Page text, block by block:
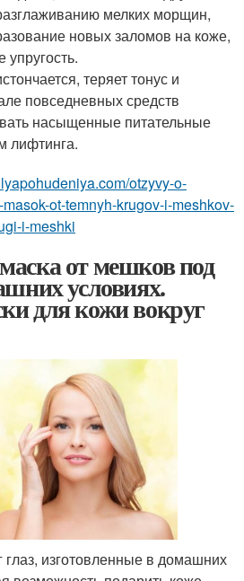
мелких морщин,
новых заломов на коже,
упругость.
теряет тонус и
повседневных средств
насыщенные питательные
лифтинга.
otzyvy-o-
ot-temnyh-krugov-i-meshkov-
i-meshki
от мешков под
условиях.
для кожи вокруг
глаз, изготовленные в домашних